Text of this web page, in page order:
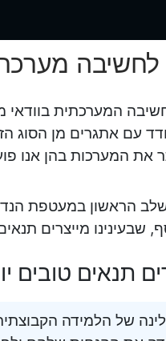
המערכתית בוודאי
עם אתגרים מן הסוג
את המערכות בהן אנו
הראשון במעטפת
שבעינינו מייצרים
תנאים טובים
של הלמידה